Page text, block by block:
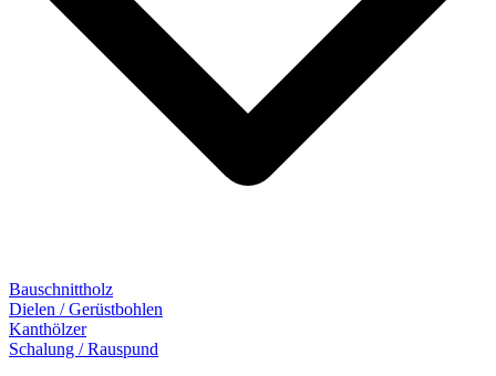
Bauschnittholz
Dielen / Gerüstbohlen
Kanthölzer
Schalung / Rauspund